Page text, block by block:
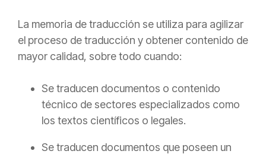
La memoria de traducción se utiliza para agilizar
el proceso de traducción y obtener contenido de
mayor calidad, sobre todo cuando:
Se traducen documentos o contenido
técnico de sectores especializados como
los textos científicos o legales.
Se traducen documentos que poseen un